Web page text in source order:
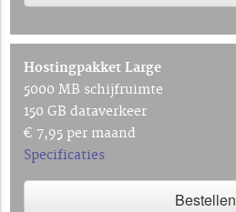
Hostingpakket Large
5000 MB schijfruimte
150 GB dataverkeer
€ 7,95 per maand
Specificaties
Bestellen